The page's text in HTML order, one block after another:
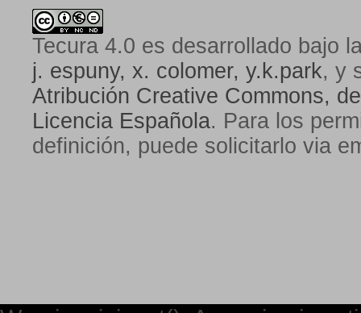
Tecura 4.0 es desarrollado bajo
j. espuny, x. colomer, y.k.park, y
Atribución Creative Commons,
Licencia Española. Para los
definición, puede solicitarlo via